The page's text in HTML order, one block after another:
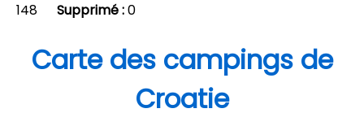
148 Supprimé :0
Carte des campings de
Croatie